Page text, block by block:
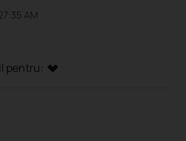
AM
pentru: